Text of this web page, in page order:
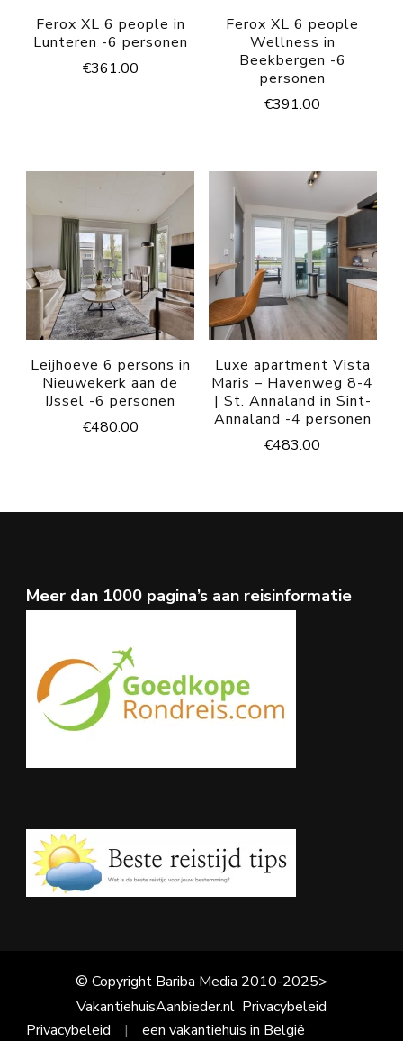
Ferox XL 6 people in
Lunteren -6 personen
€361.00
Ferox XL 6 people
Wellness in
Beekbergen -6
personen
€391.00
Leijhoeve 6 persons in
Nieuwekerk aan de
IJssel -6 personen
€480.00
Luxe apartment Vista
Maris – Havenweg 8-4
| St. Annaland in Sint-
Annaland -4 personen
€483.00
Meer dan 1000 pagina’s aan reisinformatie
© Copyright Bariba Media 2010-2025>
VakantiehuisAanbieder.nl Privacybeleid
Privacybeleid
een vakantiehuis in België